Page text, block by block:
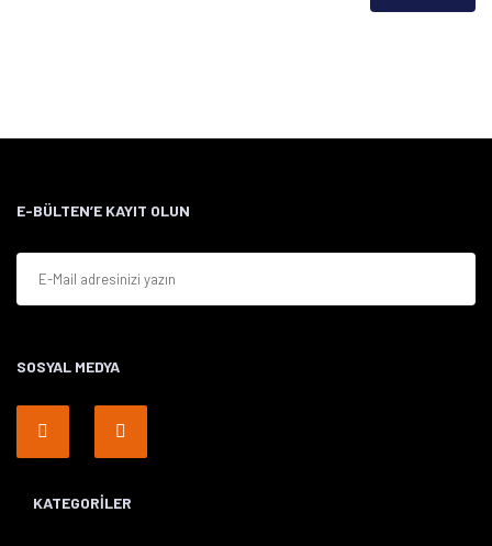
E-BÜLTEN’E KAYIT OLUN
SOSYAL MEDYA
KATEGORİLER